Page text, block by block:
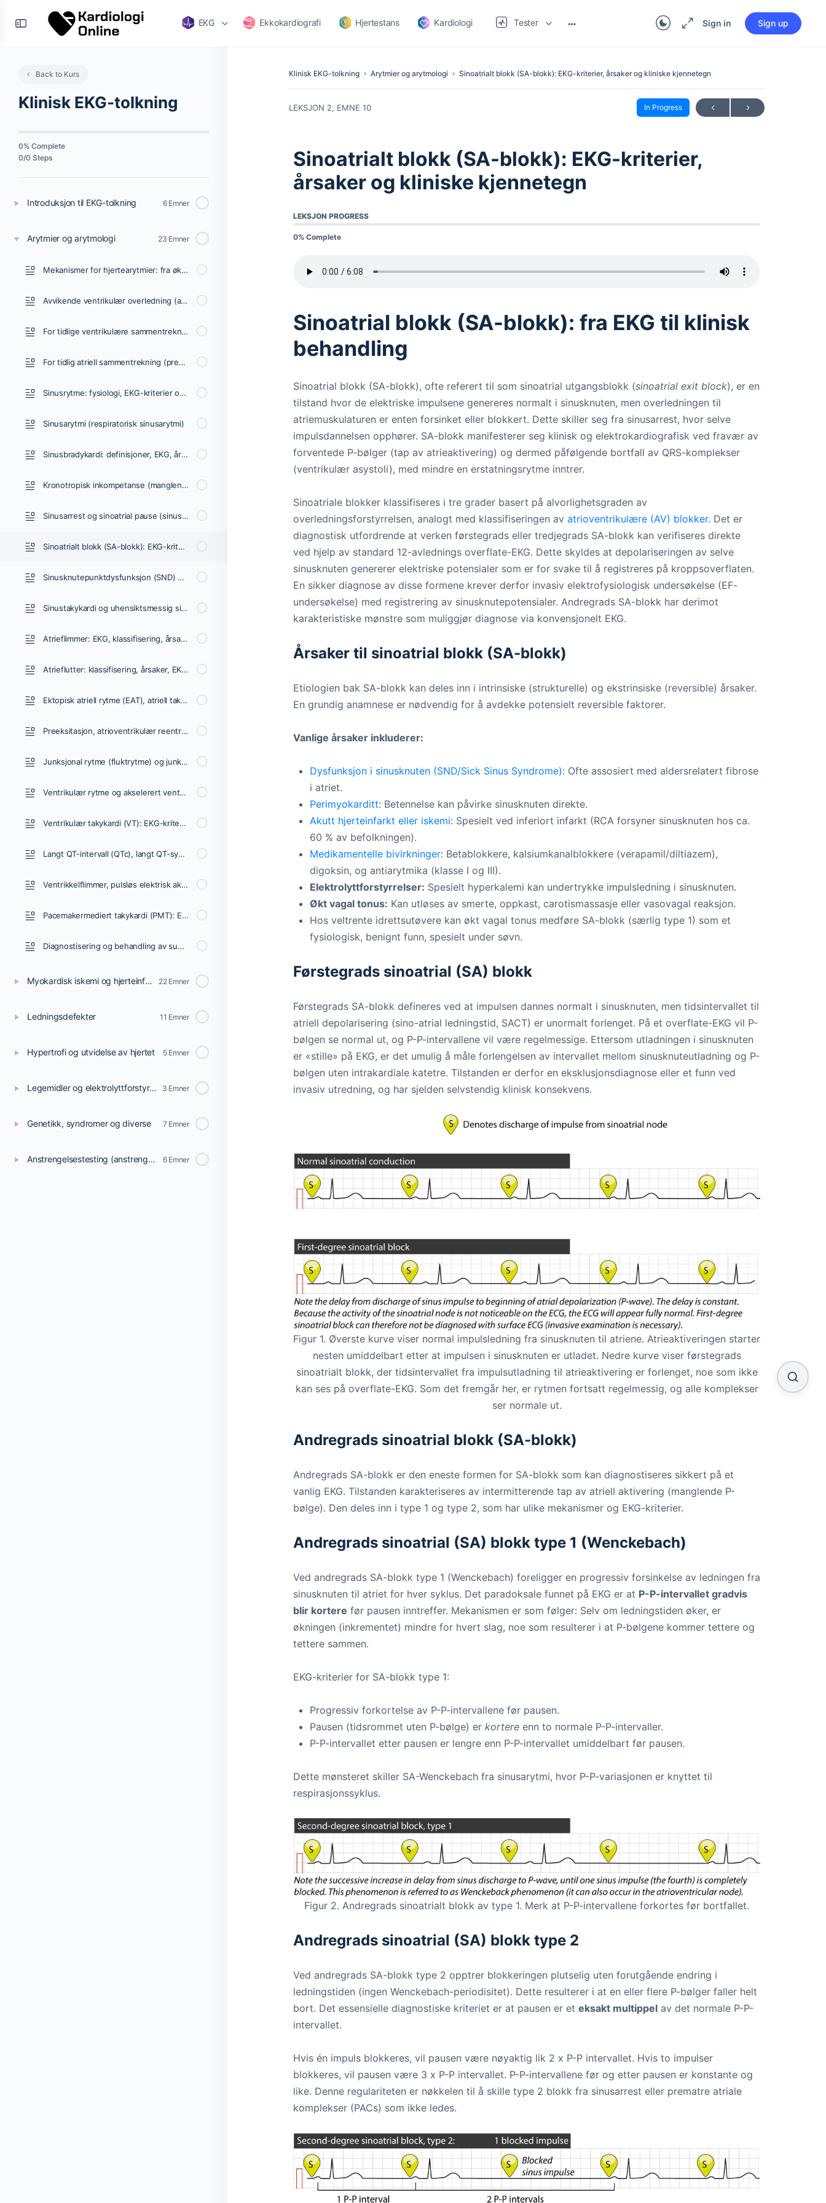
EKG Ekkokardiografi Hjertestans Kardiologi Tester Sign in Sign up
Back to Kurs
Klinisk EKG-tolkning
0% Complete
0/0 Steps
Introduksjon til EKG-tolkning 6 Emner
Arytmier og arytmologi 23 Emner
Mekanismer for hjertearytmier: fra økt automatikk til re-entry
Avvikende ventrikulær overledning (aberrancy, aberration)
For tidlige ventrikulære sammentrekninger (prematurt ventrikulært kompleks, premature ventrikulære slagg)
For tidlig atriell sammentrekning (prematurt atrialt slag/kompleks): EKG og kliniske implikasjoner
Sinusrytme: fysiologi, EKG-kriterier og kliniske implikasjoner
Sinusarytmi (respiratorisk sinusarytmi)
Sinusbradykardi: definisjoner, EKG, årsaker og behandling
Kronotropisk inkompetanse (manglende evne til å øke hjertefrekvensen)
Sinusarrest og sinoatrial pause (sinuspause/arrest)
Sinoatrialt blokk (SA-blokk): EKG-kriterier, årsaker og kliniske kjennetegn
Sinusknutepunktdysfunksjon (SND) og sykt sinus syndrom (SSS)
Sinustakykardi og uhensiktsmessig sinustakykardi
Atrieflimmer: EKG, klassifisering, årsaker, risikofaktorer og behandling
Atrieflutter: klassifisering, årsaker, EKG-kriterier og behandling
Ektopisk atriell rytme (EAT), atriell takykardi (AT) og multifokal atriell takykardi (MAT)
Preeksitasjon, atrioventrikulær reentrytakykardi (AVRT), Wolff-Parkinson-White (WPW) syndrom
Junksjonal rytme (fluktrytme) og junksjonal takykardi
Ventrikulær rytme og akselerert ventrikulær rytme (idioventrikulær rytme)
Ventrikulær takykardi (VT): EKG-kriterier, årsaker, klassifisering, behandling
Langt QT-intervall (QTc), langt QT-syndrom (LQTS) og torsades de pointes
Ventrikkelflimmer, pulsløs elektrisk aktivitet og plutselig hjertestans
Pacemakermediert takykardi (PMT): EKG og behandling
Diagnostisering og behandling av supraventrikulære og ventrikulære takyarytmier: Smal kompleks takykardi og bred kompleks takykardi
Myokardisk iskemi og hjerteinfarkt 22 Emner
Ledningsdefekter 11 Emner
Hypertrofi og utvidelse av hjertet 5 Emner
Legemidler og elektrolyttforstyrrelser 3 Emner
Genetikk, syndromer og diverse 7 Emner
Anstrengelsestesting (anstrengelses-EKG) 6 Emner
Klinisk EKG-tolkning Arytmier og arytmologi Sinoatrialt blokk (SA-blokk): EKG-kriterier, årsaker og kliniske kjennetegn
LEKSJON 2, EMNE 10 In Progress
Sinoatrialt blokk (SA-blokk): EKG-kriterier,
årsaker og kliniske kjennetegn
LEKSJON PROGRESS
0% Complete
Sinoatrial blokk (SA-blokk): fra EKG til klinisk
behandling
Sinoatrial blokk (SA-blokk), ofte referert til som sinoatrial utgangsblokk (sinoatrial exit block), er en
tilstand hvor de elektriske impulsene genereres normalt i sinusknuten, men overledningen til
atriemuskulaturen er enten forsinket eller blokkert. Dette skiller seg fra sinusarrest, hvor selve
impulsdannelsen opphører. SA-blokk manifesterer seg klinisk og elektrokardiografisk ved fravær av
forventede P-bølger (tap av atrieaktivering) og dermed påfølgende bortfall av QRS-komplekser
(ventrikulær asystoli), med mindre en erstatningsrytme inntrer.
Sinoatriale blokker klassifiseres i tre grader basert på alvorlighetsgraden av
overledningsforstyrrelsen, analogt med klassifiseringen av atrioventrikulære (AV) blokker. Det er
diagnostisk utfordrende at verken førstegrads eller tredjegrads SA-blokk kan verifiseres direkte
ved hjelp av standard 12-avlednings overflate-EKG. Dette skyldes at depolariseringen av selve
sinusknuten genererer elektriske potensialer som er for svake til å registreres på kroppsoverflaten.
En sikker diagnose av disse formene krever derfor invasiv elektrofysiologisk undersøkelse (EF-
undersøkelse) med registrering av sinusknutepotensialer. Andregrads SA-blokk har derimot
karakteristiske mønstre som muliggjør diagnose via konvensjonelt EKG.
Årsaker til sinoatrial blokk (SA-blokk)
Etiologien bak SA-blokk kan deles inn i intrinsiske (strukturelle) og ekstrinsiske (reversible) årsaker.
En grundig anamnese er nødvendig for å avdekke potensielt reversible faktorer.
Vanlige årsaker inkluderer:
Dysfunksjon i sinusknuten (SND/Sick Sinus Syndrome): Ofte assosiert med aldersrelatert fibrose
i atriet.
Perimyokarditt: Betennelse kan påvirke sinusknuten direkte.
Akutt hjerteinfarkt eller iskemi: Spesielt ved inferiort infarkt (RCA forsyner sinusknuten hos ca.
60 % av befolkningen).
Medikamentelle bivirkninger: Betablokkere, kalsiumkanalblokkere (verapamil/diltiazem),
digoksin, og antiarytmika (klasse I og III).
Elektrolyttforstyrrelser: Spesielt hyperkalemi kan undertrykke impulsledning i sinusknuten.
Økt vagal tonus: Kan utløses av smerte, oppkast, carotismassasje eller vasovagal reaksjon.
Hos veltrente idrettsutøvere kan økt vagal tonus medføre SA-blokk (særlig type 1) som et
fysiologisk, benignt funn, spesielt under søvn.
Førstegrads sinoatrial (SA) blokk
Førstegrads SA-blokk defineres ved at impulsen dannes normalt i sinusknuten, men tidsintervallet til
atriell depolarisering (sino-atrial ledningstid, SACT) er unormalt forlenget. På et overflate-EKG vil P-
bølgen se normal ut, og P-P-intervallene vil være regelmessige. Ettersom utladningen i sinusknuten
er «stille» på EKG, er det umulig å måle forlengelsen av intervallet mellom sinusknuteutladning og P-
bølgen uten intrakardiale katetre. Tilstanden er derfor en eksklusjonsdiagnose eller et funn ved
invasiv utredning, og har sjelden selvstendig klinisk konsekvens.
Figur 1. Øverste kurve viser normal impulsledning fra sinusknuten til atriene. Atrieaktiveringen starter
nesten umiddelbart etter at impulsen i sinusknuten er utladet. Nedre kurve viser førstegrads
sinoatrialt blokk, der tidsintervallet fra impulsutladning til atrieaktivering er forlenget, noe som ikke
kan ses på overflate-EKG. Som det fremgår her, er rytmen fortsatt regelmessig, og alle komplekser
ser normale ut.
Andregrads sinoatrial blokk (SA-blokk)
Andregrads SA-blokk er den eneste formen for SA-blokk som kan diagnostiseres sikkert på et
vanlig EKG. Tilstanden karakteriseres av intermitterende tap av atriell aktivering (manglende P-
bølge). Den deles inn i type 1 og type 2, som har ulike mekanismer og EKG-kriterier.
Andregrads sinoatrial (SA) blokk type 1 (Wenckebach)
Ved andregrads SA-blokk type 1 (Wenckebach) foreligger en progressiv forsinkelse av ledningen fra
sinusknuten til atriet for hver syklus. Det paradoksale funnet på EKG er at P-P-intervallet gradvis
blir kortere før pausen inntreffer. Mekanismen er som følger: Selv om ledningstiden øker, er
økningen (inkrementet) mindre for hvert slag, noe som resulterer i at P-bølgene kommer tettere og
tettere sammen.
EKG-kriterier for SA-blokk type 1:
Progressiv forkortelse av P-P-intervallene før pausen.
Pausen (tidsrommet uten P-bølge) er kortere enn to normale P-P-intervaller.
P-P-intervallet etter pausen er lengre enn P-P-intervallet umiddelbart før pausen.
Dette mønsteret skiller SA-Wenckebach fra sinusarytmi, hvor P-P-variasjonen er knyttet til
respirasjonssyklus.
Figur 2. Andregrads sinoatrialt blokk av type 1. Merk at P-P-intervallene forkortes før bortfallet.
Andregrads sinoatrial (SA) blokk type 2
Ved andregrads SA-blokk type 2 opptrer blokkeringen plutselig uten forutgående endring i
ledningstiden (ingen Wenckebach-periodisitet). Dette resulterer i at en eller flere P-bølger faller helt
bort. Det essensielle diagnostiske kriteriet er at pausen er et eksakt multippel av det normale P-P-
intervallet.
Hvis én impuls blokkeres, vil pausen være nøyaktig lik 2 x P-P intervallet. Hvis to impulser
blokkeres, vil pausen være 3 x P-P intervallet. P-P-intervallene før og etter pausen er konstante og
like. Denne regulariteten er nøkkelen til å skille type 2 blokk fra sinusarrest eller prematre atriale
komplekser (PACs) som ikke ledes.